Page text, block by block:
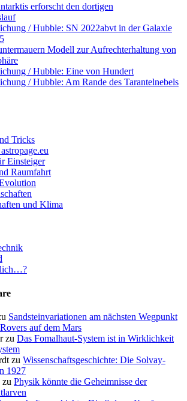
erforscht den dortigen
/ Hubble: SN 2022abvt in der Galaxie
Modell zur Aufrechterhaltung von
/ Hubble: Eine von Hundert
/ Hubble: Am Rande des Tarantelnebels
Tricks
Einsteiger
Raumfahrt
und Klima
Sandsteinvariationen am nächsten Wegpunkt
auf dem Mars
zu Das Fomalhaut-System ist in Wirklichkeit
zu Wissenschaftsgeschichte: Die Solvay-
1927
zu Physik könnte die Geheimnisse der